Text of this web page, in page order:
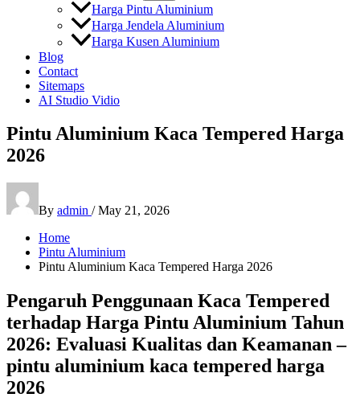
Harga Pintu Aluminium
Harga Jendela Aluminium
Harga Kusen Aluminium
Blog
Contact
Sitemaps
AI Studio Vidio
Pintu Aluminium Kaca Tempered Harga
2026
By admin /May 21, 2026
Home
Pintu Aluminium
Pintu Aluminium Kaca Tempered Harga 2026
Pengaruh Penggunaan Kaca Tempered
terhadap Harga Pintu Aluminium Tahun
2026: Evaluasi Kualitas dan Keamanan –
pintu aluminium kaca tempered harga
2026